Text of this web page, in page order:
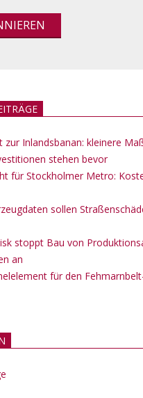
zur Inlandsbanan: kleinere
stehen bevor
für Stockholmer Metro:
sollen
stoppt Bau von
an
für den